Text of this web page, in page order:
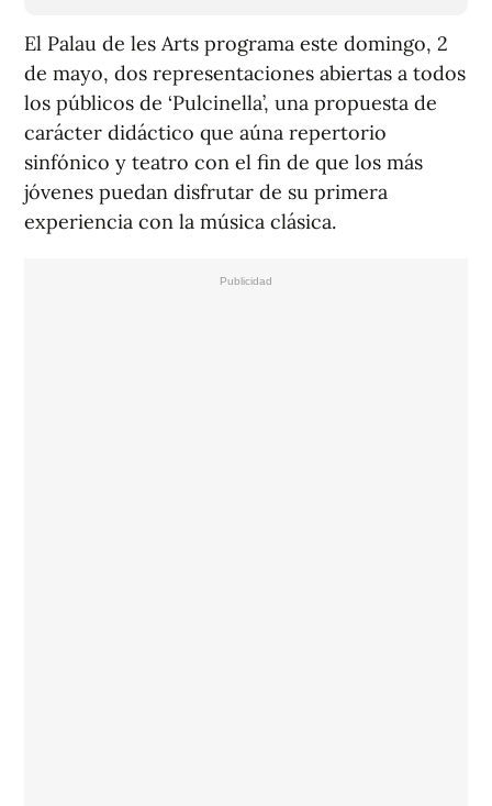
El Palau de les Arts programa este domingo, 2
de mayo, dos representaciones abiertas a todos
los públicos de ‘Pulcinella’, una propuesta de
carácter didáctico que aúna repertorio
sinfónico y teatro con el fin de que los más
jóvenes puedan disfrutar de su primera
experiencia con la música clásica.